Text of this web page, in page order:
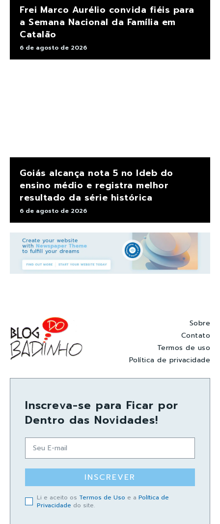
Frei Marco Aurélio convida fiéis para
a Semana Nacional da Família em
Catalão
6 de agosto de 2026
Goiás alcança nota 5 no Ideb do
ensino médio e registra melhor
resultado da série histórica
6 de agosto de 2026
Sobre
Contato
Termos de uso
Política de privacidade
Inscreva-se para Ficar por
Dentro das Novidades!
INSCREVER
Li e aceito os Termos de Uso e a Política de
Privacidade do site.